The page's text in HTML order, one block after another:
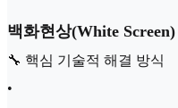
백화현상(White
🔧 핵심 기술적 해결 방식
•